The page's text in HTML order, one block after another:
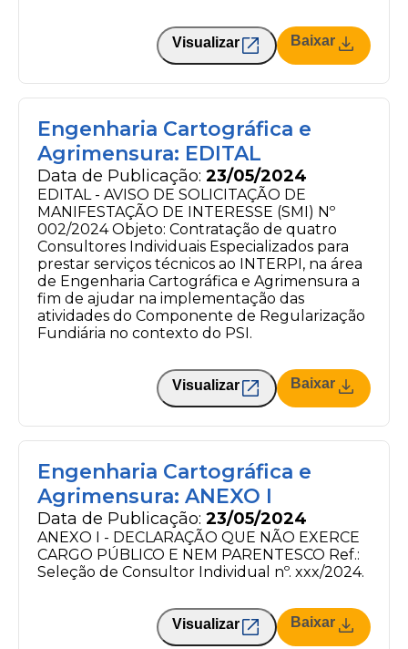
Visualizar Baixar
Engenharia Cartográfica e
Agrimensura: EDITAL
Data de Publicação: 23/05/2024
EDITAL - AVISO DE SOLICITAÇÃO DE
MANIFESTAÇÃO DE INTERESSE (SMI) Nº
002/2024 Objeto: Contratação de quatro
Consultores Individuais Especializados para
prestar serviços técnicos ao INTERPI, na área
de Engenharia Cartográfica e Agrimensura a
fim de ajudar na implementação das
atividades do Componente de Regularização
Fundiária no contexto do PSI.
Visualizar Baixar
Engenharia Cartográfica e
Agrimensura: ANEXO I
Data de Publicação: 23/05/2024
ANEXO I - DECLARAÇÃO QUE NÃO EXERCE
CARGO PÚBLICO E NEM PARENTESCO Ref.:
Seleção de Consultor Individual nº. xxx/2024.
Visualizar Baixar